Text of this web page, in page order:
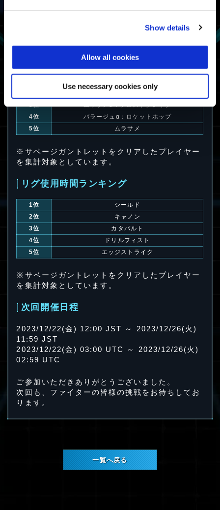
Show details
Allow all cookies
Use necessary cookies only
06:55.47
06:37.77
エグゾスーツ使用時間ランキング
3位
ムラサメα：フロストグレイブ
4位
バラージュα：ロケットホップ
5位
ムラサメ
※サベージガントレットをクリアしたプレイヤー
を集計対象としています。
リグ使用時間ランキング
1位
シールド
2位
キャノン
3位
カタパルト
4位
ドリルフィスト
5位
エッジストライク
※サベージガントレットをクリアしたプレイヤー
を集計対象としています。
次回開催日程
2023/12/22(金) 12:00 JST ～ 2023/12/26(火)
11:59 JST
2023/12/22(金) 03:00 UTC ～ 2023/12/26(火)
02:59 UTC
ご参加いただきありがとうございました。
次回も、ファイターの皆様の挑戦をお待ちしてお
ります。
一覧へ戻る